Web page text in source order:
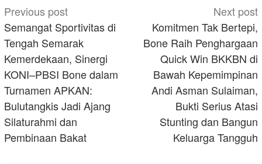
Post
navigation
Previous post
Semangat Sportivitas di
Tengah Semarak
Kemerdekaan, Sinergi
KONI–PBSI Bone dalam
Turnamen APKAN:
Bulutangkis Jadi Ajang
Silaturahmi dan
Pembinaan Bakat
Next post
Komitmen Tak Bertepi,
Bone Raih Penghargaan
Quick Win BKKBN di
Bawah Kepemimpinan
Andi Asman Sulaiman,
Bukti Serius Atasi
Stunting dan Bangun
Keluarga Tangguh